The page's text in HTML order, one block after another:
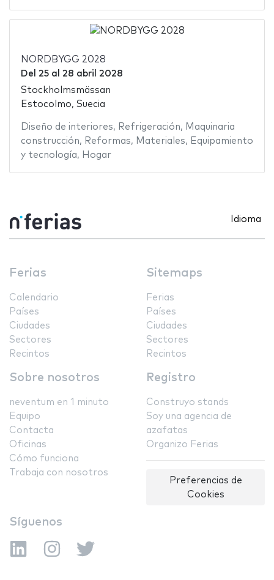
NORDBYGG 2028
Del 25al 28 abril 2028
Stockholmsmässan
Estocolmo, Suecia
Diseño de interiores, Refrigeración, Maquinaria
construcción, Reformas, Materiales, Equipamiento
y tecnología, Hogar
Idioma
Ferias
Calendario
Países
Ciudades
Sectores
Recintos
Sitemaps
Ferias
Países
Ciudades
Sectores
Recintos
Sobre nosotros
neventum en 1 minuto
Equipo
Contacta
Oficinas
Cómo funciona
Trabaja con nosotros
Registro
Construyo stands
Soy una agencia de
azafatas
Organizo Ferias
Preferencias de
Cookies
Síguenos